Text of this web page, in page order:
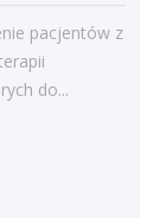
pacjentów z
do...